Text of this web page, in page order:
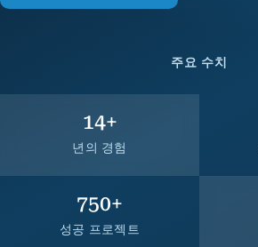
주요 수치
14+
년의 경험
750+
성공 프로젝트